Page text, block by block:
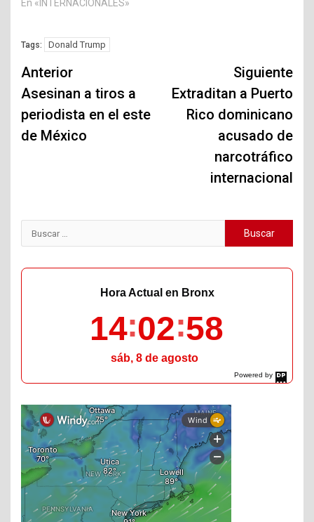
En «INTERNACIONALES»
Tags: Donald Trump
Navegación
de
entradas
Anterior
Asesinan a tiros a
periodista en el este
de México
Siguiente
Extraditan a Puerto
Rico dominicano
acusado de
narcotráfico
internacional
Buscar:
Powered by
DaysPedia.com
Hora Actual en Bronx
14 02 59
sáb, 8 de agosto